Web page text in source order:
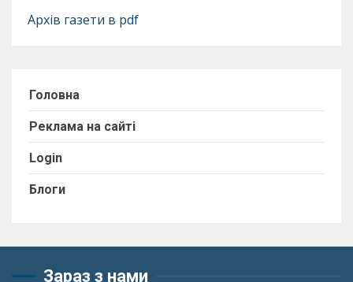
Архів газети в pdf
Головна
Реклама на сайті
Login
Блоги
Зараз з нами